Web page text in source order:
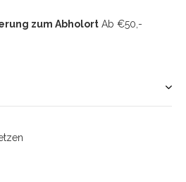
zum AbholortAb €50,-